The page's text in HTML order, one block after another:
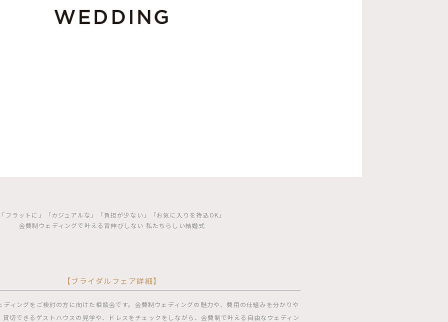
フラットに」「カジュアルな」「負担が少ない」「お気に入りを持込OK」
会費制ウェディングで叶える背伸びしない 私たちらしい結婚式
【ブライダルフェア詳細】
ディングをご検討の方に向けた相談会です。会費制ウェディングの魅力や、費用の仕組みを分かりや
切できるゲストハウスの見学や、ドレスをチェックをしながら、会費制で叶える自由なウェディン